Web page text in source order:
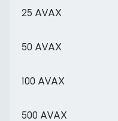
25 AVAX
50 AVAX
100 AVAX
500 AVAX